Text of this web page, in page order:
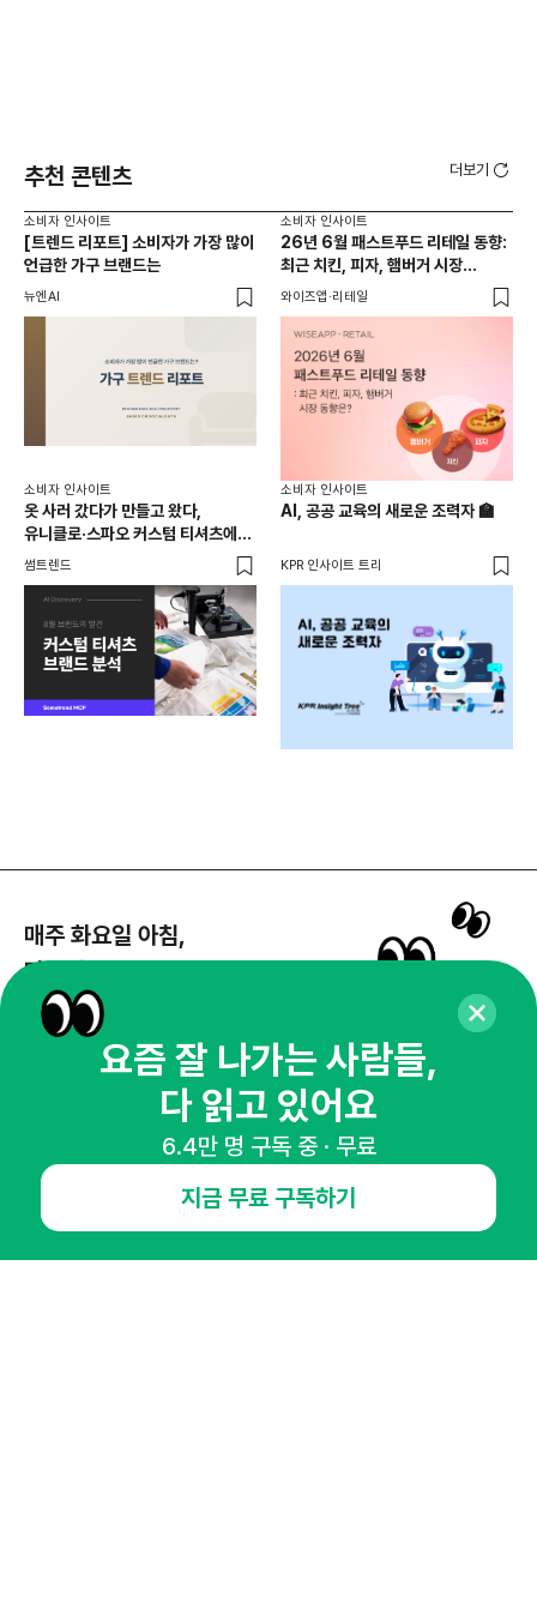
추천 콘텐츠 더보기
소비자 인사이트
[트렌드 리포트] 소비자가 가장 많이
언급한 가구 브랜드는
뉴엔AI
소비자 인사이트
26년 6월 패스트푸드 리테일 동향:
최근 치킨, 피자, 햄버거 시장
동향은?
와이즈앱·리테일
소비자 인사이트
옷 사러 갔다가 만들고 왔다,
유니클로·스파오 커스텀 티셔츠에
사람들이 줄 서는 진짜 이유는?
썸트렌드
소비자 인사이트
AI, 공공 교육의 새로운 조력자 🏫
KPR 인사이트 트리
매주 화요일 아침,
마케팅 감각을 깨워 드릴게요!
65,043명의 마케터를 성장시키는 뉴스레터
뉴스레터 구독하기
NHN AD
오픈애즈란 공지사항 제휴문의
인사이터 신청
뉴스레터
광고안내
요즘 잘 나가는 사람들,
다 읽고 있어요
6.4만 명 구독 중 · 무료
지금 무료 구독하기